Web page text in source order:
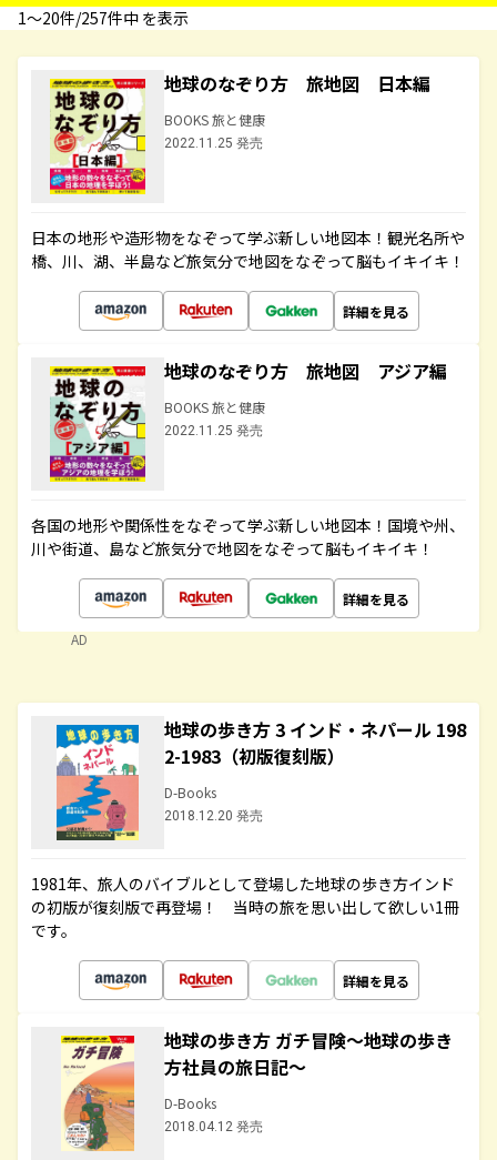
1〜20件/257件中 を表示
地球のなぞり方 旅地図 日本編
BOOKS 旅と健康
2022.11.25 発売
日本の地形や造形物をなぞって学ぶ新しい地図本！観光名所や
橋、川、湖、半島など旅気分で地図をなぞって脳もイキイキ！
詳細を見る
地球のなぞり方 旅地図 アジア編
BOOKS 旅と健康
2022.11.25 発売
各国の地形や関係性をなぞって学ぶ新しい地図本！国境や州、
川や街道、島など旅気分で地図をなぞって脳もイキイキ！
詳細を見る
AD
地球の歩き方 3 インド・ネパール 198
2-1983（初版復刻版）
D-Books
2018.12.20 発売
1981年、旅人のバイブルとして登場した地球の歩き方インド
の初版が復刻版で再登場！ 当時の旅を思い出して欲しい1冊
です。
詳細を見る
地球の歩き方 ガチ冒険～地球の歩き
方社員の旅日記～
D-Books
2018.04.12 発売